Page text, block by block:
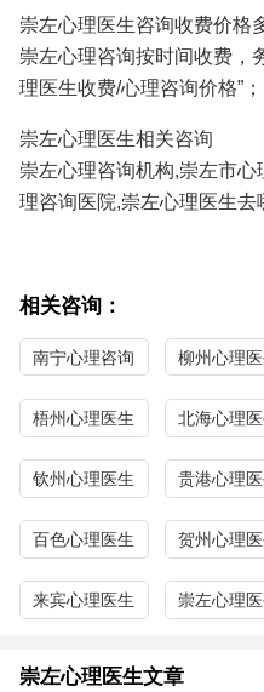
4.崇左职场心理咨询：人际
绪调节、心理辅导等；
5.崇左性心理咨询：青春期
便地得到心理医生专家专业
正式系统的心理咨询服务需
心理咨询流程"；
崇左心理医生咨询收费价格
崇左心理咨询按时间收费，
理医生收费/心理咨询价格”；
86433196 13306538268
崇左心理医生相关咨询
崇左心理咨询机构,崇左市
理咨询医院,崇左心理医生
相关咨询：
南宁心理咨询 柳州心理
梧州心理医生 北海心理
钦州心理医生 贵港心理
百色心理医生 贺州心理
来宾心理医生 崇左心理
崇左心理医生文章